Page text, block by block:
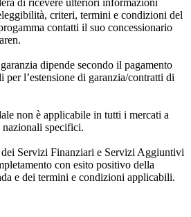
criteri, termini e condizioni del
contatti il suo concessionario
dipende secondo il pagamento
per l’estensione di garanzia/contratti di
non è applicabile in tutti i mercati a
nazionali specifici.
Servizi Finanziari e Servizi Aggiuntivi
con esito positivo della
e dei termini e condizioni applicabili.